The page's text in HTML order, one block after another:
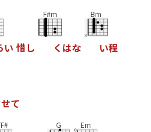
い 惜し
F#m
く はな
Bm
い程
せて
G Em